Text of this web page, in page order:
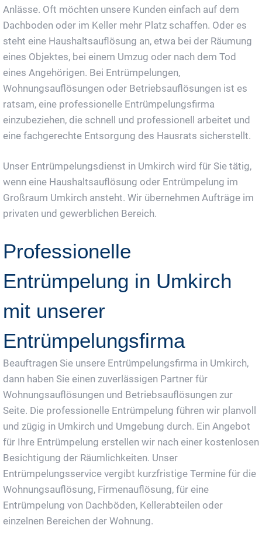
Anlässe. Oft möchten unsere Kunden einfach auf dem
Dachboden oder im Keller mehr Platz schaffen. Oder es
steht eine Haushaltsauflösung an, etwa bei der Räumung
eines Objektes, bei einem Umzug oder nach dem Tod
eines Angehörigen. Bei Entrümpelungen,
Wohnungsauflösungen oder Betriebsauflösungen ist es
ratsam, eine professionelle Entrümpelungsfirma
einzubeziehen, die schnell und professionell arbeitet und
eine fachgerechte Entsorgung des Hausrats sicherstellt.
Unser Entrümpelungsdienst in Umkirch wird für Sie tätig,
wenn eine Haushaltsauflösung oder Entrümpelung im
Großraum Umkirch ansteht. Wir übernehmen Aufträge im
privaten und gewerblichen Bereich.
Professionelle
Entrümpelung in Umkirch
mit unserer
Entrümpelungsfirma
Beauftragen Sie unsere Entrümpelungsfirma in Umkirch,
dann haben Sie einen zuverlässigen Partner für
Wohnungsauflösungen und Betriebsauflösungen zur
Seite. Die professionelle Entrümpelung führen wir planvoll
und zügig in Umkirch und Umgebung durch. Ein Angebot
für Ihre Entrümpelung erstellen wir nach einer kostenlosen
Besichtigung der Räumlichkeiten. Unser
Entrümpelungsservice vergibt kurzfristige Termine für die
Wohnungsauflösung, Firmenauflösung, für eine
Entrümpelung von Dachböden, Kellerabteilen oder
einzelnen Bereichen der Wohnung.